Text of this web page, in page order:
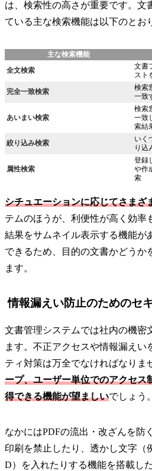
は、検索性の高さが重要です。文
ている主な検索機能は以下のとお
主な検索機能
全文検索
文書
スト
完全一致検索
検索
一致
あいまい検索
検索
一致
索結
絞り込み検索
いく
り込
属性検索
登録
や作
索
シチュエーションに応じてさまざ
テムのほうが、利便性が高く効率
結果をサムネイル表示する機能が
できるため、目的の文書かどうか
ます。
情報漏えい防止のためのセ
文書管理システムでは社内の機密
ます。不正アクセスや情報漏えい
ティ対策は万全でなければなりま
ープ、ユーザー単位でのアクセス
得できる機能が望ましいでしょう。
なかにはPDFの流出・改ざんを防
印刷を禁止したり、透かし文字（
D）を入れたりする機能を搭載し